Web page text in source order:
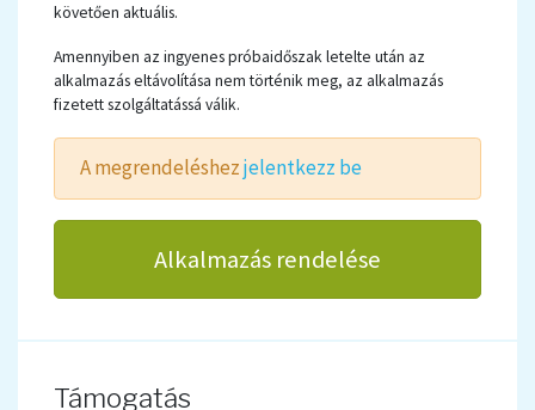
követően aktuális.
Amennyiben az ingyenes próbaidőszak letelte után az
alkalmazás eltávolítása nem történik meg, az alkalmazás
fizetett szolgáltatássá válik.
A megrendeléshezjelentkezz be
Alkalmazás rendelése
Támogatás